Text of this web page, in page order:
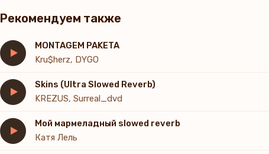
Рекомендуем также
MONTAGEM PAKETA
Kru$herz, DYGO
Skins (Ultra Slowed Reverb)
KREZUS, Surreal_dvd
Мой мармеладный slowed reverb
Катя Лель